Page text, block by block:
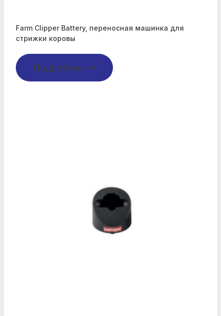
Farm Clipper Battery, переносная машинка для
стрижки коровы
Подробнее